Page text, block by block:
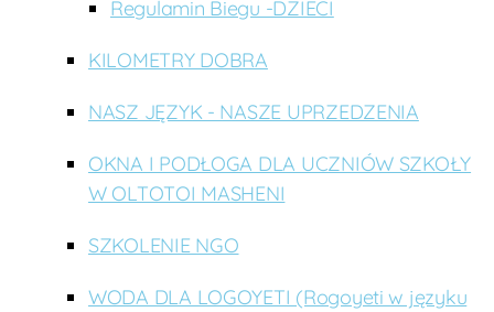
Regulamin Biegu -DZIECI
KILOMETRY DOBRA
NASZ JĘZYK - NASZE UPRZEDZENIA
OKNA I PODŁOGA DLA UCZNIÓW SZKOŁY
W OLTOTOI MASHENI
SZKOLENIE NGO
WODA DLA LOGOYETI (Rogoyeti w języku